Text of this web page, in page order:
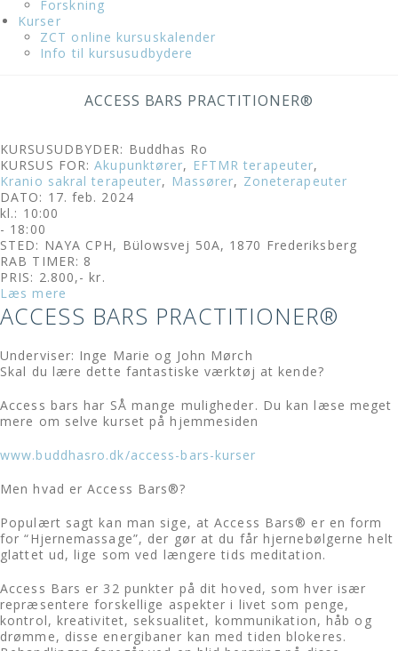
Forskning
Kurser
ZCT online kursuskalender
Info til kursusudbydere
ACCESS BARS PRACTITIONER®
KURSUSUDBYDER: Buddhas Ro
KURSUS FOR:Akupunktører, EFTMR terapeuter,
Kranio sakral terapeuter, Massører, Zoneterapeuter
DATO: 17. feb. 2024
kl.: 10:00
- 18:00
STED: NAYA CPH, Bülowsvej 50A, 1870 Frederiksberg
RAB TIMER: 8
PRIS: 2.800,- kr.
Læs mere
ACCESS BARS PRACTITIONER®
Underviser: Inge Marie og John Mørch
Skal du lære dette fantastiske værktøj at kende?
Access bars har SÅ mange muligheder. Du kan læse meget
mere om selve kurset på hjemmesiden
www.buddhasro.dk/access-bars-kurser
Men hvad er Access Bars®?
Populært sagt kan man sige, at Access Bars® er en form
for “Hjernemassage”, der gør at du får hjernebølgerne helt
glattet ud, lige som ved længere tids meditation.
Access Bars er 32 punkter på dit hoved, som hver især
repræsentere forskellige aspekter i livet som penge,
kontrol, kreativitet, seksualitet, kommunikation, håb og
drømme, disse energibaner kan med tiden blokeres.